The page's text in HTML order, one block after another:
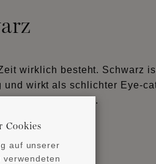
wirklich besteht. Schwarz
wirkt als schlichter Eye-
verleiht.
Cookies
auf unserer